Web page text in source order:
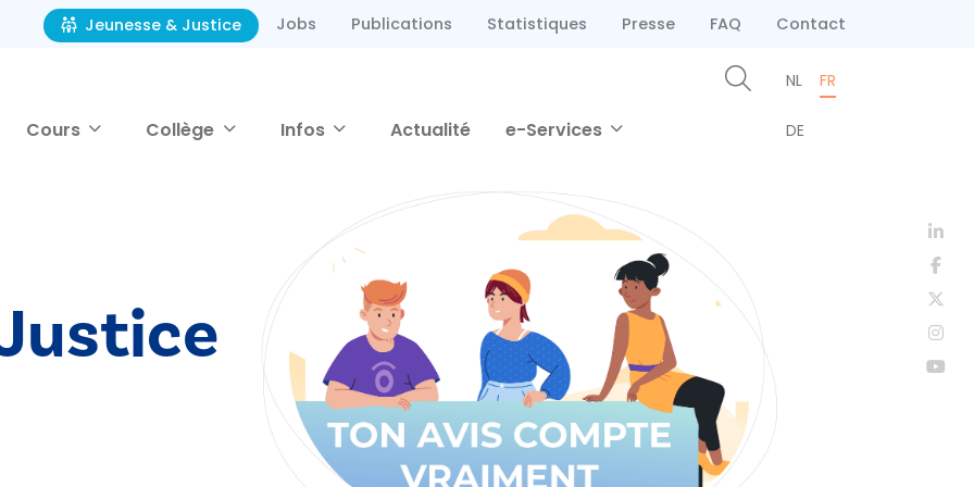
Jeunesse & Justice Jobs Publications Statistiques Presse FAQ Contact
Cours Collège Infos Actualité e-Services
NL FR
DE